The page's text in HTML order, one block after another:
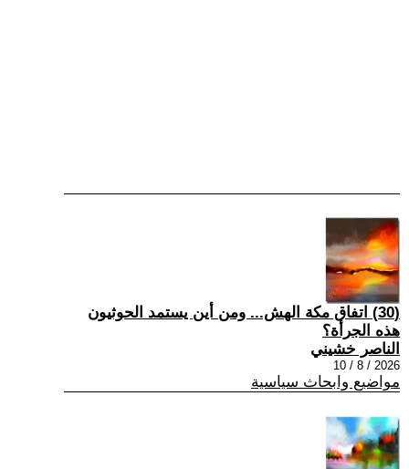
(30) اتفاق مكة الهش... ومن أين يستمد الحوثيون
هذه الجرأة؟
الناصر خشيني
2026 / 8 / 10
مواضيع وابحاث سياسية